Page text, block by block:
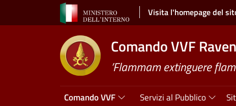
Salta al contenuto principale Visita l'homepage del
Comando VVF
’Flammam extinguere
Navigazione principale
Comando VVF Servizi al Pubblico